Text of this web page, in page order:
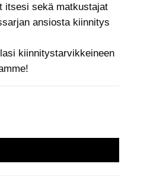
itsesi sekä matkustajat
ansiosta kiinnitys
kiinnitystarvikkeineen